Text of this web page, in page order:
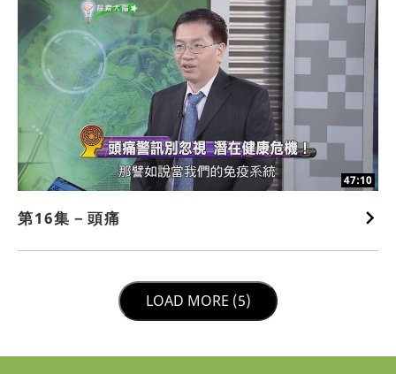
47:10
第16集－頭痛
LOAD NEXT PAGE
LOAD MORE (5)